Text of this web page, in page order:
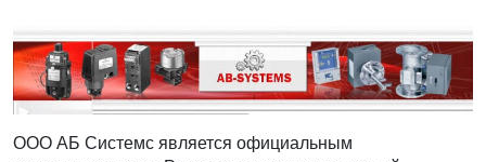
ООО АБ Системс является официальным